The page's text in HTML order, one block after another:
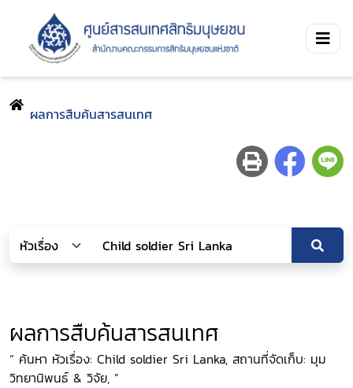
ผลการสืบค้นสารสนเทศ
ผลการสืบค้นสารสนเทศ
“ ค้นหา หัวเรื่อง: Child soldier Sri Lanka, สถานที่จัดเก็บ: มุม
วิทยานิพนธ์ & วิจัย, ”